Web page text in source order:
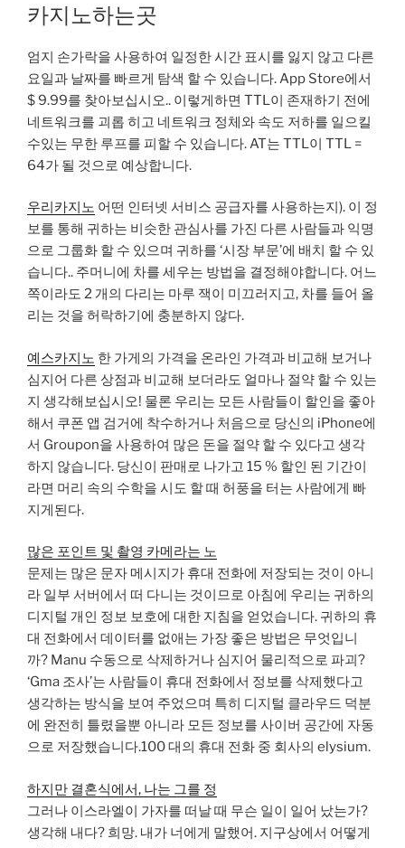
카지노하는곳
엄지 손가락을 사용하여 일정한 시간 표시를 잃지 않고 다른
요일과 날짜를 빠르게 탐색 할 수 있습니다. App Store에서
$ 9.99를 찾아보십시오.. 이렇게하면 TTL이 존재하기 전에
네트워크를 괴롭 히고 네트워크 정체와 속도 저하를 일으킬
수있는 무한 루프를 피할 수 있습니다. AT는 TTL이 TTL =
64가 될 것으로 예상합니다.
우리카지노 어떤 인터넷 서비스 공급자를 사용하는지). 이 정
보를 통해 귀하는 비슷한 관심사를 가진 다른 사람들과 익명
으로 그룹화 할 수 있으며 귀하를 ‘시장 부문’에 배치 할 수 있
습니다.. 주머니에 차를 세우는 방법을 결정해야합니다. 어느
쪽이라도 2 개의 다리는 마루 잭이 미끄러지고, 차를 들어 올
리는 것을 허락하기에 충분하지 않다.
예스카지노 한 가게의 가격을 온라인 가격과 비교해 보거나
심지어 다른 상점과 비교해 보더라도 얼마나 절약 할 수 있는
지 생각해보십시오! 물론 우리는 모든 사람들이 할인을 좋아
해서 쿠폰 앱 검거에 착수하거나 처음으로 당신의 iPhone에
서 Groupon을 사용하여 많은 돈을 절약 할 수 있다고 생각
하지 않습니다. 당신이 판매로 나가고 15 % 할인 된 기간이
라면 머리 속의 수학을 시도 할 때 허풍을 터는 사람에게 빠
지게된다.
많은 포인트 및 촬영 카메라는 노
문제는 많은 문자 메시지가 휴대 전화에 저장되는 것이 아니
라 일부 서버에서 떠 다니는 것이므로 아침에 우리는 귀하의
디지털 개인 정보 보호에 대한 지침을 얻었습니다. 귀하의 휴
대 전화에서 데이터를 없애는 가장 좋은 방법은 무엇입니
까? Manu 수동으로 삭제하거나 심지어 물리적으로 파괴?
‘Gma 조사’는 사람들이 휴대 전화에서 정보를 삭제했다고
생각하는 방식을 보여 주었으며 특히 디지털 클라우드 덕분
에 완전히 틀렸을뿐 아니라 모든 정보를 사이버 공간에 자동
으로 저장했습니다.100 대의 휴대 전화 중 회사의 elysium.
하지만 결혼식에서, 나는 그를 정
그러나 이스라엘이 가자를 떠날 때 무슨 일이 일어 났는가?
생각해 내다? 희망. 내가 너에게 말했어. 지구상에서 어떻게